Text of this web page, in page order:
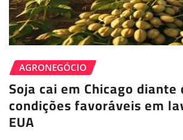
AGRONEGÓCIO
Soja cai em Chicago diante
condições favoráveis em
EUA